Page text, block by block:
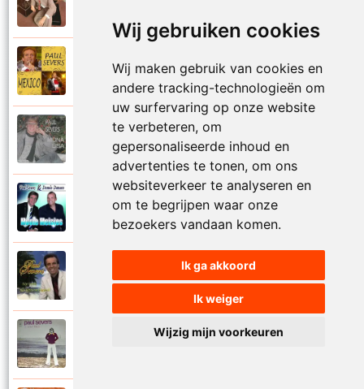
Wij gebruiken cookies
Wij maken gebruik van cookies en
andere tracking-technologieën om
uw surfervaring op onze website
te verbeteren, om
gepersonaliseerde inhoud en
advertenties te tonen, om ons
websiteverkeer te analyseren en
om te begrijpen waar onze
bezoekers vandaan komen.
Ik ga akkoord
Ik weiger
Wijzig mijn voorkeuren
Paul Severs
Paul Severs
Mona Lisa
Dennie Damaro en Paul Severs
Mooie meisjes
My love
2007